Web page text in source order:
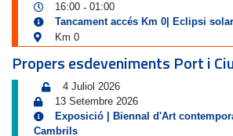
16:00 - 01:00
Tancament accés Km 0| Eclipsi solar
Km 0
Propers esdeveniments Port i
4 Juliol 2026
13 Setembre 2026
Exposició | Biennal d'Art
Cambrils